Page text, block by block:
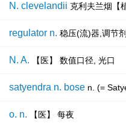
N. clevelandii 克利夫兰烟【
regulator n. 稳压(流)器,调节
N. A. 【医】 数值口径, 光口
satyendra n. bose n. (=
o. n. 【医】 每夜